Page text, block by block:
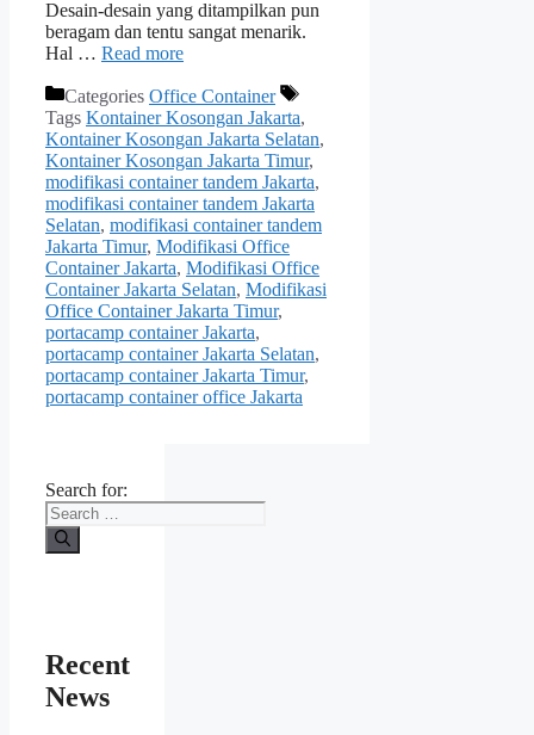
Desain-desain yang ditampilkan pun
beragam dan tentu sangat menarik.
Hal … Read more
Categories Office Container
Tags Kontainer Kosongan Jakarta,
Kontainer Kosongan Jakarta Selatan,
Kontainer Kosongan Jakarta Timur,
modifikasi container tandem Jakarta,
modifikasi container tandem Jakarta
Selatan, modifikasi container tandem
Jakarta Timur, Modifikasi Office
Container Jakarta, Modifikasi Office
Container Jakarta Selatan, Modifikasi
Office Container Jakarta Timur,
portacamp container Jakarta,
portacamp container Jakarta Selatan,
portacamp container Jakarta Timur,
portacamp container office Jakarta
Search for:
Recent
News